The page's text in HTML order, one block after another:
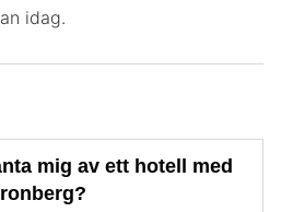
idag.
mig av ett hotell med